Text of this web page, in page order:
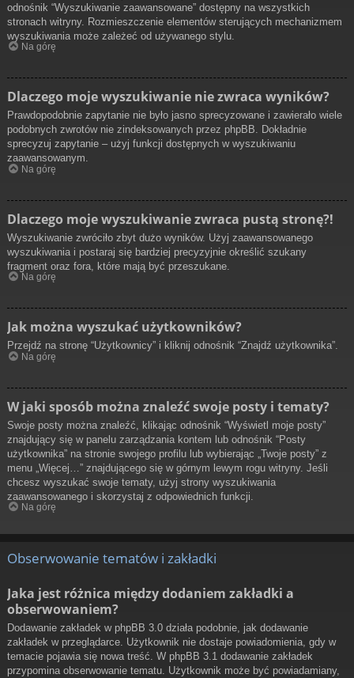
odnośnik “Wyszukiwanie zaawansowane” dostępny na wszystkich
stronach witryny. Rozmieszczenie elementów sterujących mechanizmem
wyszukiwania może zależeć od używanego stylu.
Na górę
Dlaczego moje wyszukiwanie nie zwraca wyników?
Prawdopodobnie zapytanie nie było jasno sprecyzowane i zawierało wiele
podobnych zwrotów nie zindeksowanych przez phpBB. Dokładnie
sprecyzuj zapytanie – użyj funkcji dostępnych w wyszukiwaniu
zaawansowanym.
Na górę
Dlaczego moje wyszukiwanie zwraca pustą stronę?!
Wyszukiwanie zwróciło zbyt dużo wyników. Użyj zaawansowanego
wyszukiwania i postaraj się bardziej precyzyjnie określić szukany
fragment oraz fora, które mają być przeszukane.
Na górę
Jak można wyszukać użytkowników?
Przejdź na stronę “Użytkownicy” i kliknij odnośnik “Znajdź użytkownika”.
Na górę
W jaki sposób można znaleźć swoje posty i tematy?
Swoje posty można znaleźć, klikając odnośnik “Wyświetl moje posty”
znajdujący się w panelu zarządzania kontem lub odnośnik “Posty
użytkownika” na stronie swojego profilu lub wybierając „Twoje posty” z
menu „Więcej…” znajdującego się w górnym lewym rogu witryny. Jeśli
chcesz wyszukać swoje tematy, użyj strony wyszukiwania
zaawansowanego i skorzystaj z odpowiednich funkcji.
Na górę
Obserwowanie tematów i zakładki
Jaka jest różnica między dodaniem zakładki a
obserwowaniem?
Dodawanie zakładek w phpBB 3.0 działa podobnie, jak dodawanie
zakładek w przeglądarce. Użytkownik nie dostaje powiadomienia, gdy w
temacie pojawia się nowa treść. W phpBB 3.1 dodawanie zakładek
przypomina obserwowanie tematu. Użytkownik może być powiadamiany,